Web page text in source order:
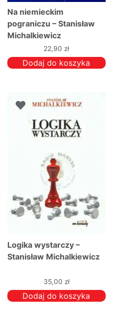
Na niemieckim
pograniczu – Stanisław
Michalkiewicz
22,90 zł
Dodaj do koszyka
Logika wystarczy –
Stanisław Michalkiewicz
35,00 zł
Dodaj do koszyka